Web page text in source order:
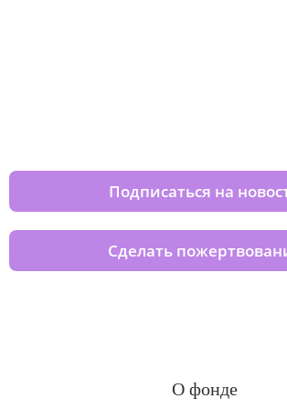
Подписаться на
Сделать
О фонде